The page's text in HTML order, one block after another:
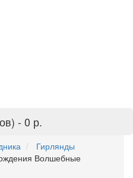
- 0 р.
Гирлянды
Волшебные